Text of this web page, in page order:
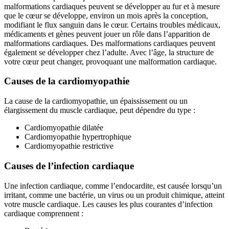
malformations cardiaques peuvent se développer au fur et à mesure
que le cœur se développe, environ un mois après la conception,
modifiant le flux sanguin dans le cœur. Certains troubles médicaux,
médicaments et gènes peuvent jouer un rôle dans l’apparition de
malformations cardiaques. Des malformations cardiaques peuvent
également se développer chez l’adulte. Avec l’âge, la structure de
votre cœur peut changer, provoquant une malformation cardiaque.
Causes de la cardiomyopathie
La cause de la cardiomyopathie, un épaississement ou un
élargissement du muscle cardiaque, peut dépendre du type :
Cardiomyopathie dilatée
Cardiomyopathie hypertrophique
Cardiomyopathie restrictive
Causes de l’infection cardiaque
Une infection cardiaque, comme l’endocardite, est causée lorsqu’un
irritant, comme une bactérie, un virus ou un produit chimique, atteint
votre muscle cardiaque. Les causes les plus courantes d’infection
cardiaque comprennent :